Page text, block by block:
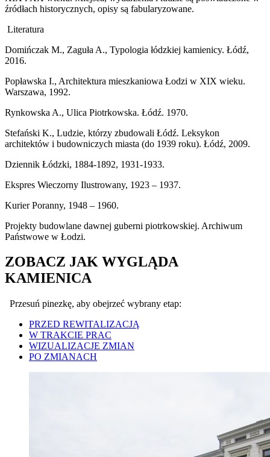
źródłach historycznych, opisy są fabularyzowane.
Literatura
Domińczak M., Zaguła A., Typologia łódzkiej kamienicy. Łódź,
2016.
Popławska I., Architektura mieszkaniowa Łodzi w XIX wieku.
Warszawa, 1992.
Rynkowska A., Ulica Piotrkowska. Łódź. 1970.
Stefański K., Ludzie, którzy zbudowali Łódź. Leksykon
architektów i budowniczych miasta (do 1939 roku). Łódź, 2009.
Dziennik Łódzki, 1884-1892, 1931-1933.
Ekspres Wieczorny Ilustrowany, 1923 – 1937.
Kurier Poranny, 1948 – 1960.
Projekty budowlane dawnej guberni piotrkowskiej. Archiwum
Państwowe w Łodzi.
ZOBACZ JAK WYGLĄDA
KAMIENICA
Przesuń pinezkę, aby obejrzeć wybrany etap:
PRZED REWITALIZACJĄ
W TRAKCIE PRAC
WIZUALIZACJE ZMIAN
PO ZMIANACH